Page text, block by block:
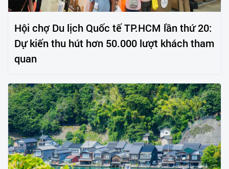
Hội chợ Du lịch Quốc tế TP.HCM lần thứ 20:
Dự kiến thu hút hơn 50.000 lượt khách tham
quan